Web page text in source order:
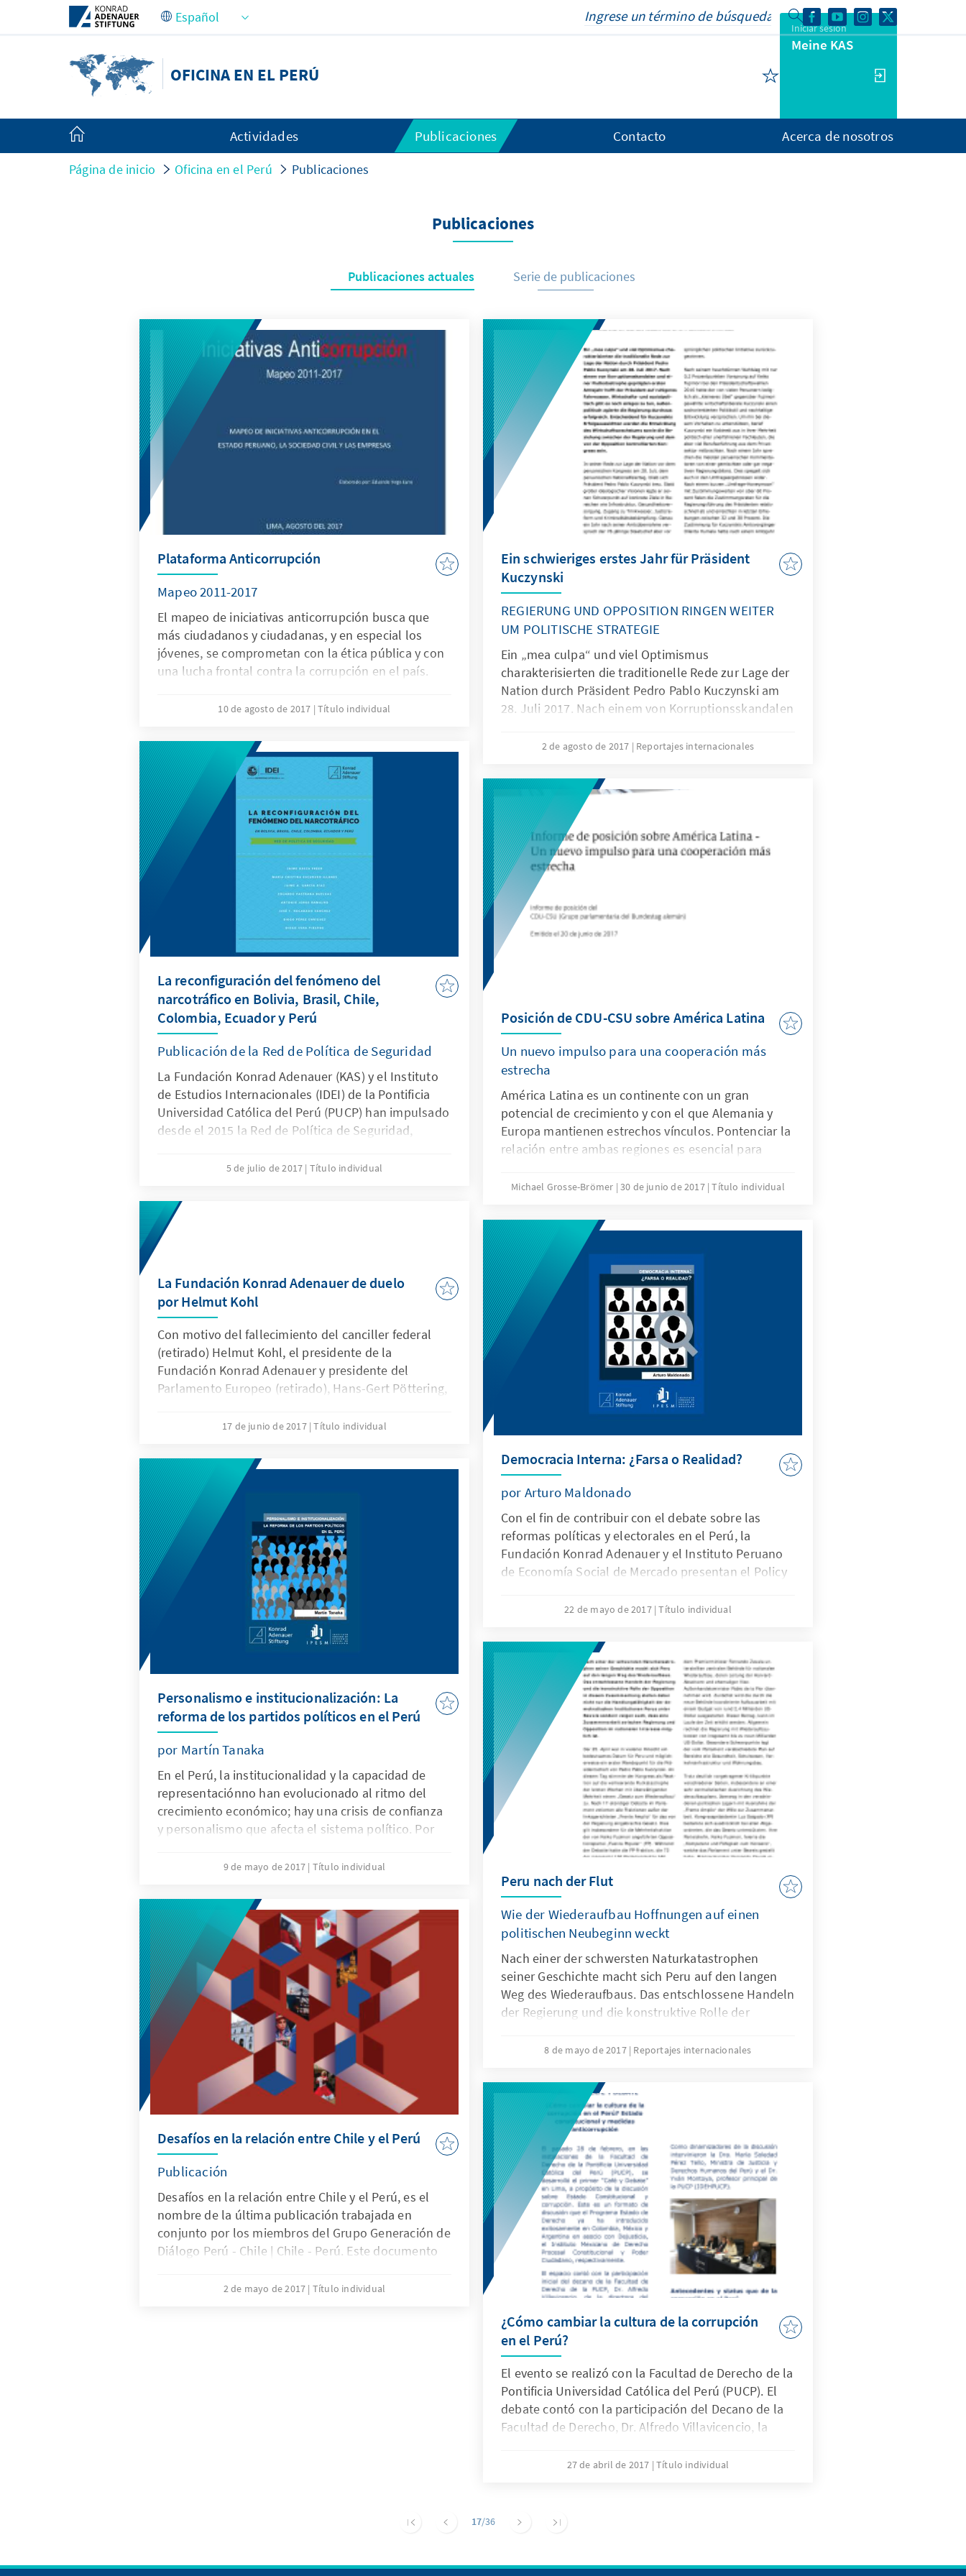
Saltar al contenido principal
OFICINA EN EL PERÚ
Iniciar sesión
Meine KAS
Actividades Publicaciones Contacto Acerca de nosotros
Página de inicio Oficina en el Perú Publicaciones
Publicaciones
Publicaciones actuales Serie de publicaciones
Plataforma Anticorrupción
Mapeo 2011-2017
El mapeo de iniciativas anticorrupción busca que
más ciudadanos y ciudadanas, y en especial los
jóvenes, se comprometan con la ética pública y con
una lucha frontal contra la corrupción en el país.
mirada propositiva frente a la magnitud de los actos
problema, proponemos asumir la construcción de
una ética ciudadana y una cultura de integridad en
el país.
10 de agosto de 2017 Título individual
Ein schwieriges erstes Jahr für Präsident
Kuczynski
REGIERUNG UND OPPOSITION RINGEN WEITER
UM POLITISCHE STRATEGIE
Ein „mea culpa“ und viel Optimismus
charakterisierten die traditionelle Rede zur Lage der
Nation durch Präsident Pedro Pablo Kuczynski am
28. Juli 2017. Nach einem von Korruptionsskandalen
Amtsjahr hofft der Präsident auf ruhigeres
noch einiges zu tun, außenpolitisch agierte die
Regierung durchaus erfolgreich.
2 de agosto de 2017 Reportajes internacionales
La reconfiguración del fenómeno del
narcotráfico en Bolivia, Brasil, Chile,
Colombia, Ecuador y Perú
Publicación de la Red de Política de Seguridad
La Fundación Konrad Adenauer (KAS) y el Instituto
de Estudios Internacionales (IDEI) de la Pontificia
Universidad Católica del Perú (PUCP) han impulsado
desde el 2015 la Red de Política de Seguridad,
defensa internacional de universidades del Perú y de
identificación de amenazas comunes y, contribuir a
la cooperación y conformación de una comunidad
de seguridad, este año presentan la publicación: La
Bolivia, Brasil, Chile, Colombia, Ecuador y Perú.
5 de julio de 2017 Título individual
Posición de CDU-CSU sobre América Latina
Un nuevo impulso para una cooperación más
estrecha
América Latina es un continente con un gran
potencial de crecimiento y con el que Alemania y
Europa mantienen estrechos vínculos. Pontenciar la
relación entre ambas regiones es esencial para
mundo globalizado. Este informe pretende mostrar
afectan tanto a Alemania y Europa como a América
Latina y enfatizar la necesidad de que Alemania se
enfoque en fortalecer su relación con la región
latinoamericana para hacer frente al panorama
actual y encontrar en este continente un socio clave.
Michael Grosse-Brömer 30 de junio de 2017 Título individual
La Fundación Konrad Adenauer de duelo
por Helmut Kohl
Con motivo del fallecimiento del canciller federal
(retirado) Helmut Kohl, el presidente de la
Fundación Konrad Adenauer y presidente del
Parlamento Europeo (retirado), Hans-Gert Pöttering,
17 de junio de 2017 Título individual
Democracia Interna: ¿Farsa o Realidad?
por Arturo Maldonado
Con el fin de contribuir con el debate sobre las
reformas políticas y electorales en el Perú, la
Fundación Konrad Adenauer y el Instituto Peruano
de Economía Social de Mercado presentan el Policy
trabajo de Arturo Maldonado, Ph.D. en Ciencia
22 de mayo de 2017 Título individual
Personalismo e institucionalización: La
reforma de los partidos políticos en el Perú
por Martín Tanaka
En el Perú, la institucionalidad y la capacidad de
representaciónno han evolucionado al ritmo del
crecimiento económico; hay una crisis de confianza
y personalismo que afecta el sistema político. Por
contrarrestar el surgimiento de partidos sin bases
acceder al poder solo en función a figuras
individuales. Es necesario avanzar hacia la
construcción de un sistema más institucionalizado y
menos personalista y volátil, así como coordinar
esfuerzos que permitan su consolidación a corto
plazo.
9 de mayo de 2017 Título individual
Peru nach der Flut
Wie der Wiederaufbau Hoffnungen auf einen
politischen Neubeginn weckt
Nach einer der schwersten Naturkatastrophen
seiner Geschichte macht sich Peru auf den langen
Weg des Wiederaufbaus. Das entschlossene Handeln
der Regierung und die konstruktive Rolle der
nicht nur die Handlungsfähigkeit der
sondern zeigen auch, dass eine Zusammenarbeit
zwischen Regierung und Opposition im nationalen
Interesse möglich ist.
8 de mayo de 2017 Reportajes internacionales
Desafíos en la relación entre Chile y el Perú
Publicación
Desafíos en la relación entre Chile y el Perú, es el
nombre de la última publicación trabajada en
conjunto por los miembros del Grupo Generación de
Diálogo Perú - Chile | Chile - Perú. Este documento
relación binacional y da cuenta de la riqueza
2 de mayo de 2017 Título individual
¿Cómo cambiar la cultura de la corrupción
en el Perú?
El evento se realizó con la Facultad de Derecho de la
Pontificia Universidad Católica del Perú (PUCP). El
debate contó con la participación del Decano de la
Facultad de Derecho, Dr. Alfredo Villavicencio, la
Latinoamérica, Dra. Marie-Christine Fuchs, el
profesor el Dr. David Lovatón.
27 de abril de 2017 Título individual
17/36